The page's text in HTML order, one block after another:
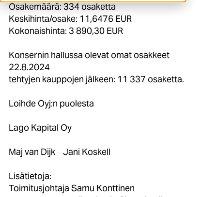
Osakemäärä: 334 osaketta
Keskihinta/osake: 11,6476 EUR
Kokonaishinta: 3 890,30 EUR
Konsernin hallussa olevat omat osakkeet
22.8.2024
tehtyjen kauppojen jälkeen: 11 337 osaketta.
Loihde Oyj:n puolesta
Lago Kapital Oy
Maj van Dijk Jani Koskell
Lisätietoja:
Toimitusjohtaja Samu Konttinen